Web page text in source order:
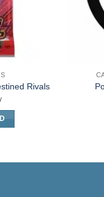
Rivals